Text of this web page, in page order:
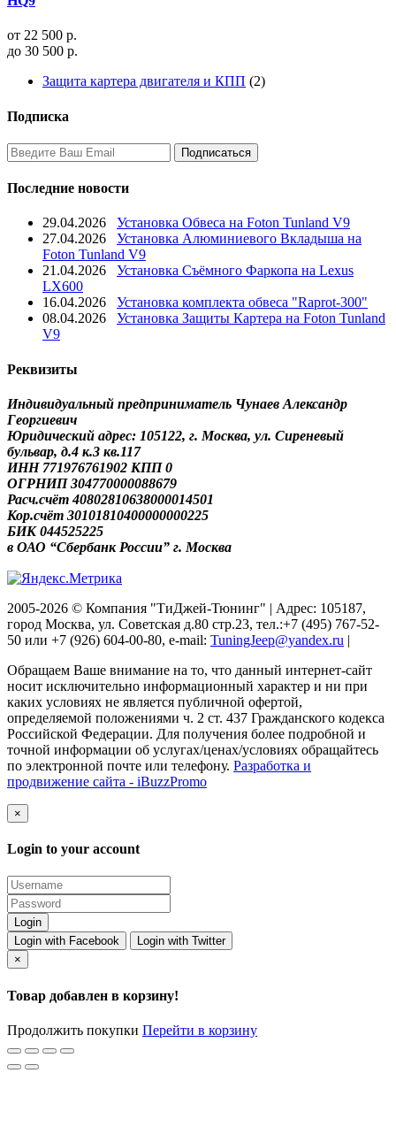
от 22 500 р.
до 30 500 р.
Защита картера двигателя и КПП (2)
Подписка
Последние новости
29.04.2026
Установка Обвеса на Foton Tunland V9
27.04.2026
Установка Алюминиевого Вкладыша на
Foton Tunland V9
21.04.2026
Установка Съёмного Фаркопа на Lexus
LX600
16.04.2026
Установка комплекта обвеса "Raprot-300"
08.04.2026
Установка Защиты Картера на Foton Tunland
V9
Реквизиты
Индивидуальный предприниматель Чунаев Александр
Георгиевич
Юридический адрес: 105122, г. Москва, ул. Сиреневый
бульвар, д.4 к.3 кв.117
ИНН 771976761902 КПП 0
ОГРНИП 304770000088679
Расч.счёт 40802810638000014501
Кор.счёт 30101810400000000225
БИК 044525225
в ОАО “Сбербанк России” г. Москва
2005-2026 © Компания "ТиДжей-Тюнинг" | Адрес: 105187,
город Москва, ул. Советская д.80 стр.23, тел.:+7 (495) 767-52-
50 или +7 (926) 604-00-80, e-mail: TuningJeep@yandex.ru |
Обращаем Ваше внимание на то, что данный интернет-сайт
носит исключительно информационный характер и ни при
каких условиях не является публичной офертой,
определяемой положениями ч. 2 ст. 437 Гражданского кодекса
Российской Федерации. Для получения более подробной и
точной информации об услугах/ценах/условиях обращайтесь
по электронной почте или телефону. Разработка и
продвижение сайта - iBuzzPromo
×
Login to your account
Login with Facebook
Login with Twitter
×
Товар добавлен в корзину!
Продолжить покупки Перейти в корзину